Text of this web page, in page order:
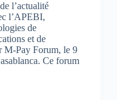
l’actualité
l’APEBI,
de
et de
M-Pay Forum, le 9
Ce forum